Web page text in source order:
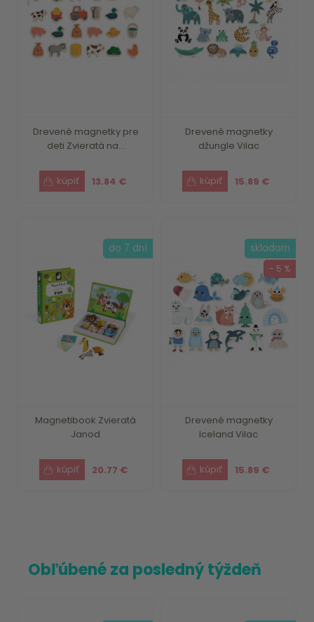
Drevené magnetky pre
deti Zvieratá na...
13.84 €
Drevené magnetky
džungle Vilac
15.89 €
Magnetibook Zvieratá
Janod
20.77 €
do 7 dní
Drevené magnetky
Iceland Vilac
15.89 €
skladom
- 5 %
Obľúbené za posledný týždeň